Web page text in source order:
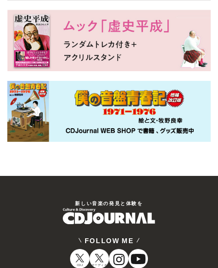
新しい⾳楽の発⾒と体験を
FOLLOW ME
CDJ オーディオ